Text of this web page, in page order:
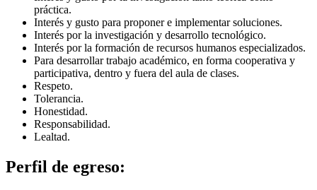
práctica.
Interés y gusto para proponer e implementar soluciones.
Interés por la investigación y desarrollo tecnológico.
Interés por la formación de recursos humanos especializados.
Para desarrollar trabajo académico, en forma cooperativa y
participativa, dentro y fuera del aula de clases.
Respeto.
Tolerancia.
Honestidad.
Responsabilidad.
Lealtad.
Perfil de egreso: